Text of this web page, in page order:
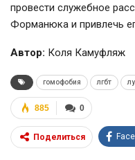
провести служебное
Форманюка и привлечь
Автор: Коля Камуфляж
гомофобия лгбт
0
885
Поделиться